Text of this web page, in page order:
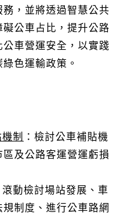
，並將透過智慧公共
公車占比，提升公路
車營運安全，以實踐
色運輸政策。
制
：檢討公車補貼機
及公路客運營運虧損
滾動檢討場站發展、車
制度、進行公車路網